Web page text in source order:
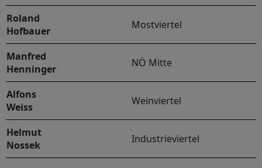
Roland
Hofbauer
Mostviertel
Manfred
Henninger
NÖ Mitte
Alfons
Weiss
Weinviertel
Helmut
Nossek
Industrieviertel